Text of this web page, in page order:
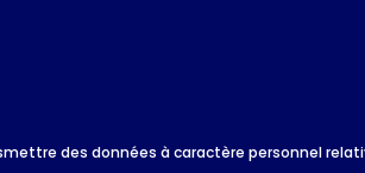
des données à caractère personnel